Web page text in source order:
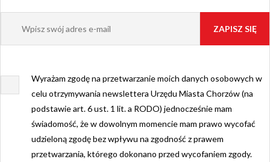
Wyrażam zgodę na przetwarzanie moich danych osobowych w
celu otrzymywania newslettera Urzędu Miasta Chorzów (na
podstawie art. 6 ust. 1 lit. a RODO) jednocześnie mam
świadomość, że w dowolnym momencie mam prawo wycofać
udzieloną zgodę bez wpływu na zgodność z prawem
przetwarzania, którego dokonano przed wycofaniem zgody.